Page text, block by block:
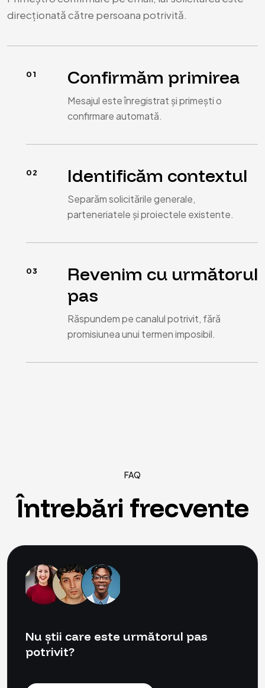
direcționată către persoana potrivită.
Confirmăm primirea
Mesajul este înregistrat și primești o
confirmare automată.
Identificăm contextul
Separăm solicitările generale,
parteneriatele și proiectele existente.
Revenim cu următorul
pas
Răspundem pe canalul potrivit, fără
promisiunea unui termen imposibil.
FAQ
Întrebări frecvente
Nu știi care este următorul pas
potrivit?